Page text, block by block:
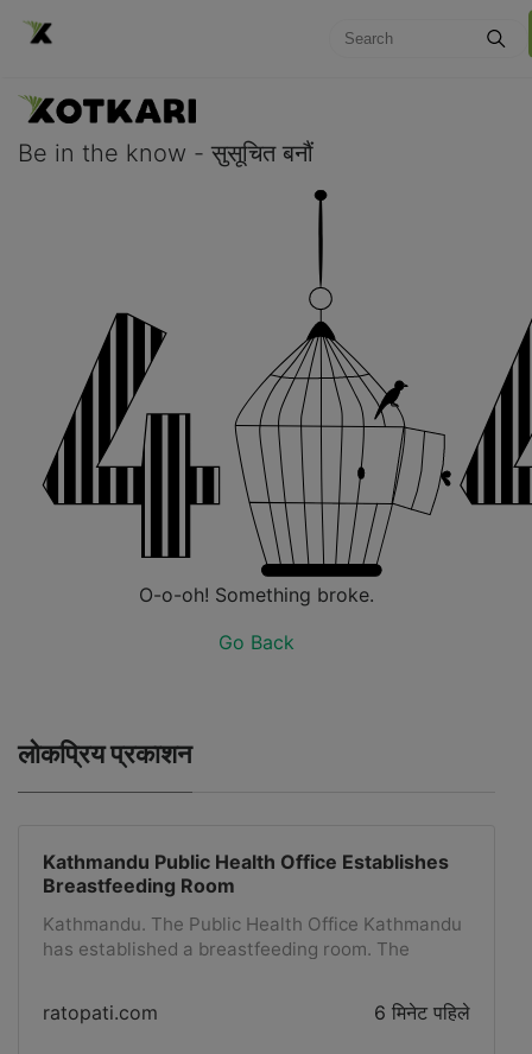
Be in the know - सुसूचित बनौं
O-o-oh! Something broke.
Go Back
लोकप्रिय प्रकाशन
Kathmandu Public Health Office Establishes
Breastfeeding Room
Kathmandu. The Public Health Office Kathmandu
has established a breastfeeding room. The
operational from Friday. It has been stated that
ratopati.com 6 मिनेट पहिले